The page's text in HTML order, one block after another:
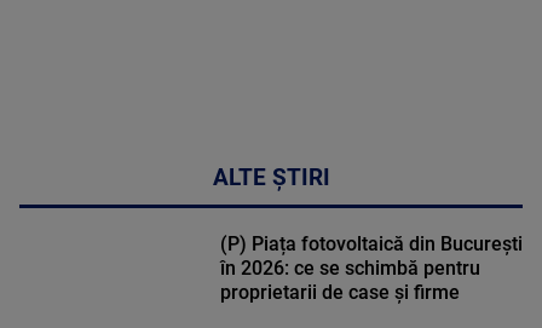
ALTE ȘTIRI
(P) Piața fotovoltaică din București
în 2026: ce se schimbă pentru
proprietarii de case și firme